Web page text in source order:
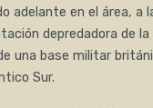
adelante en el área, a
depredadora de la
una base militar
Sur.